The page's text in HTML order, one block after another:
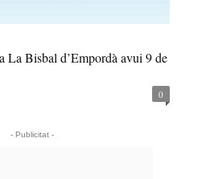
La Bisbal d’Empordà avui 9 de
0
- Publicitat -